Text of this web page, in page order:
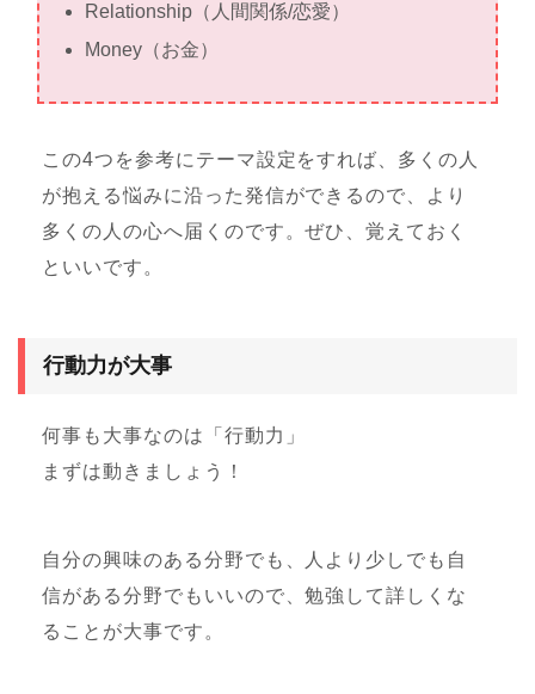
Relationship（人間関係/恋愛）
Money（お金）
この4つを参考にテーマ設定をすれば、多くの人
が抱える悩みに沿った発信ができるので、より
多くの人の心へ届くのです。ぜひ、覚えておく
といいです。
行動力が大事
何事も大事なのは「行動力」
まずは動きましょう！
自分の興味のある分野でも、人より少しでも自
信がある分野でもいいので、勉強して詳しくな
ることが大事です。